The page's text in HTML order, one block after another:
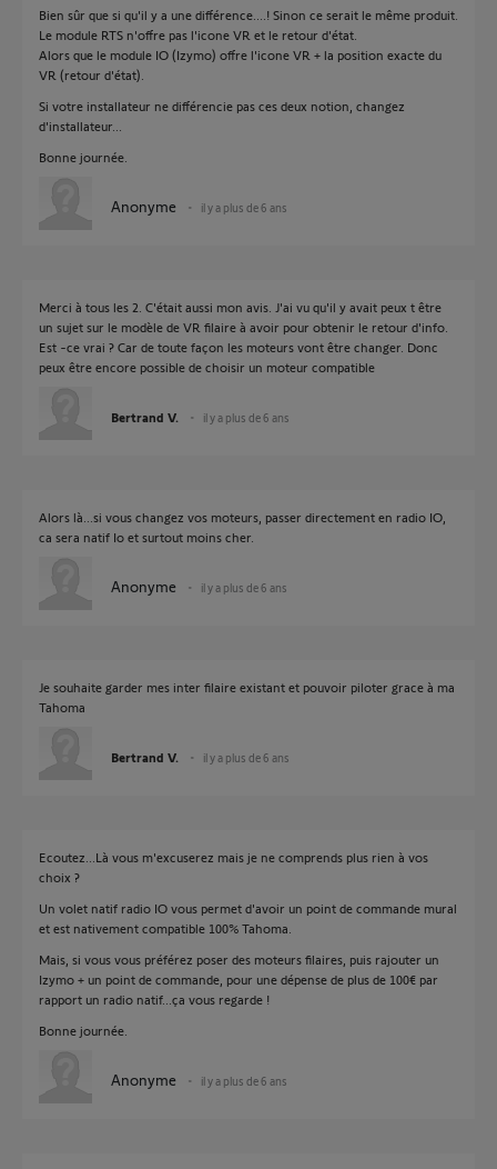
Bien sûr que si qu'il y a une différence....! Sinon ce serait le même produit.
Le module RTS n'offre pas l'icone VR et le retour d'état.
Alors que le module IO (Izymo) offre l'icone VR + la position exacte du
VR (retour d'état).
Si votre installateur ne différencie pas ces deux notion, changez
d'installateur...
Bonne journée.
Anonyme il y a plus de 6 ans
Merci à tous les 2. C'était aussi mon avis. J'ai vu qu'il y avait peux t être
un sujet sur le modèle de VR filaire à avoir pour obtenir le retour d'info.
Est -ce vrai ? Car de toute façon les moteurs vont être changer. Donc
peux être encore possible de choisir un moteur compatible
Bertrand V. il y a plus de 6 ans
Alors là...si vous changez vos moteurs, passer directement en radio IO,
ca sera natif Io et surtout moins cher.
Anonyme il y a plus de 6 ans
Je souhaite garder mes inter filaire existant et pouvoir piloter grace à ma
Tahoma
Bertrand V. il y a plus de 6 ans
Ecoutez...Là vous m'excuserez mais je ne comprends plus rien à vos
choix ?
Un volet natif radio IO vous permet d'avoir un point de commande mural
et est nativement compatible 100% Tahoma.
Mais, si vous vous préférez poser des moteurs filaires, puis rajouter un
Izymo + un point de commande, pour une dépense de plus de 100€ par
rapport un radio natif...ça vous regarde !
Bonne journée.
Anonyme il y a plus de 6 ans